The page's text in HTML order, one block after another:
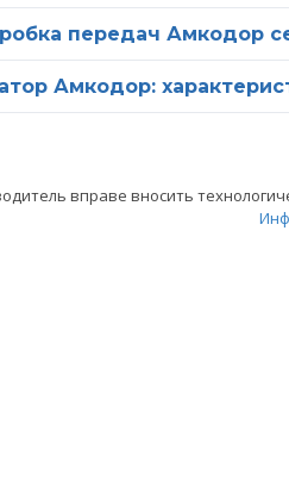
передач Амкодор
Амкодор:
вправе вносить